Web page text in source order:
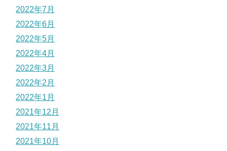
2022年7月
2022年6月
2022年5月
2022年4月
2022年3月
2022年2月
2022年1月
2021年12月
2021年11月
2021年10月